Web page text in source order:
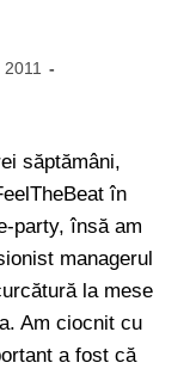
săptămâni,
în
party, însă am
managerul
la mese
Am ciocnit cu
a fost că